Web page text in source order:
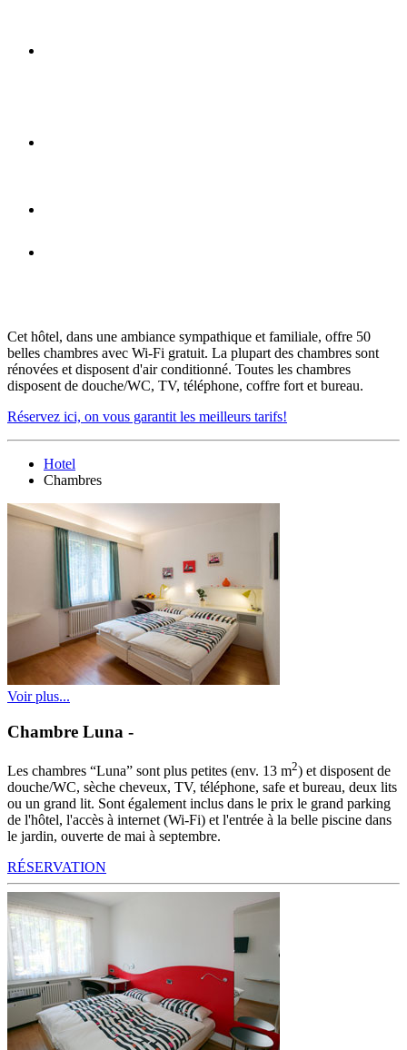
Cet hôtel, dans une ambiance sympathique et familiale, offre 50
belles chambres avec Wi-Fi gratuit. La plupart des chambres sont
rénovées et disposent d'air conditionné. Toutes les chambres
disposent de douche/WC, TV, téléphone, coffre fort et bureau.
Réservez ici, on vous garantit les meilleurs tarifs!
Hotel
Chambres
Voir plus...
Chambre Luna -
Les chambres “Luna” sont plus petites (env. 13 m2) et disposent de
douche/WC, sèche cheveux, TV, téléphone, safe et bureau, deux lits
ou un grand lit. Sont également inclus dans le prix le grand parking
de l'hôtel, l'accès à internet (Wi-Fi) et l'entrée à la belle piscine dans
le jardin, ouverte de mai à septembre.
RÉSERVATION